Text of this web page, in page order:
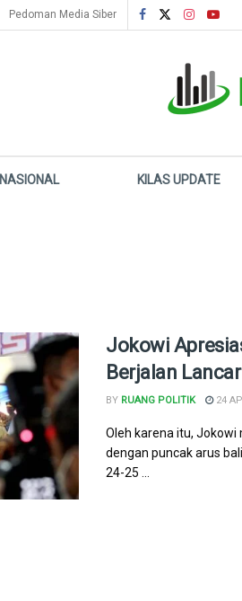
Pedoman Media Siber
NASIONAL KILAS UPDATE
Jokowi
Berjalan Lancar
BY RUANG POLITIK 24
Oleh karena itu,
dengan puncak arus
24-25 ...